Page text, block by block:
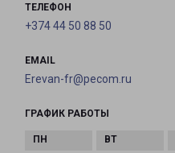
ТЕЛЕФОН
+374 44 50 88 50
EMAIL
Erevan-fr@pecom.ru
ГРАФИК РАБОТЫ